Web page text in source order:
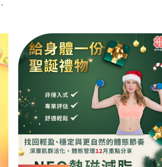
折、自責、懷疑接踵而來，是不是自己
不夠自律？還是方法哪裡做錯了？ 以超
過三十年的臨床經驗來看，產後體重管
理從來不是「少吃多動」就可